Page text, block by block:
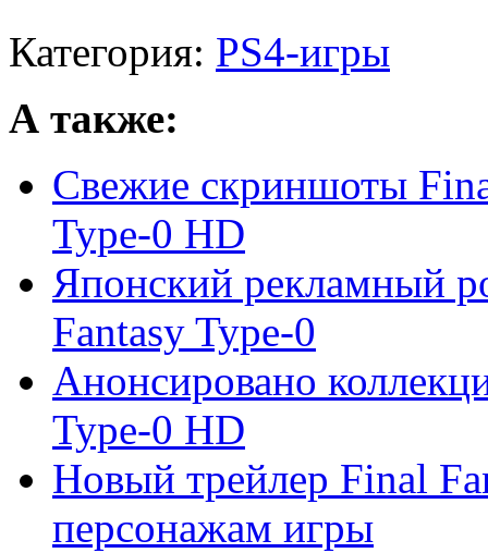
Категория: PS4-игры
А также:
Свежие скриншоты
Type-0 HD
Японский рекламный
Fantasy Type-0
Анонсировано
Type-0 HD
Новый трейлер Final
персонажам игры